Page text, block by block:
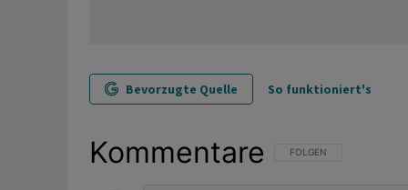
Bevorzugte Quelle So funktioniert's
Kommentare FOLGE DIESER
FOLGEN